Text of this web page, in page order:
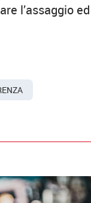
l’assaggio ed